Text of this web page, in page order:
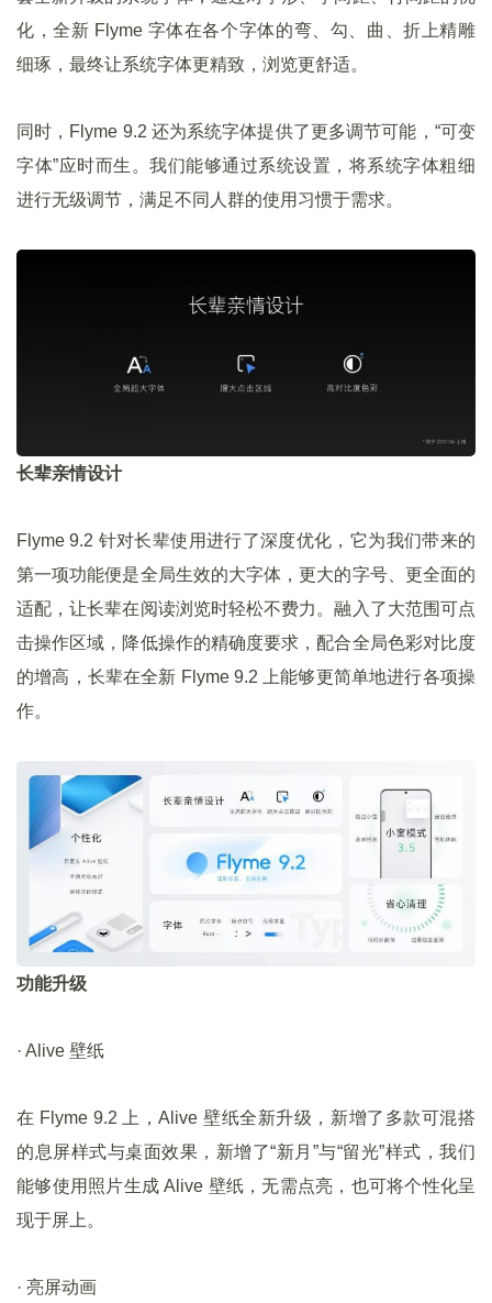
化，全新 Flyme 字体在各个字体的弯、勾、曲、折上精雕
细琢，最终让系统字体更精致，浏览更舒适。
同时，Flyme 9.2 还为系统字体提供了更多调节可能，“可变
字体”应时而生。我们能够通过系统设置，将系统字体粗细
进行无级调节，满足不同人群的使用习惯于需求。
长辈亲情设计
Flyme 9.2 针对长辈使用进行了深度优化，它为我们带来的
第一项功能便是全局生效的大字体，更大的字号、更全面的
适配，让长辈在阅读浏览时轻松不费力。融入了大范围可点
击操作区域，降低操作的精确度要求，配合全局色彩对比度
的增高，长辈在全新 Flyme 9.2 上能够更简单地进行各项操
作。
功能升级
· Alive 壁纸
在 Flyme 9.2 上，Alive 壁纸全新升级，新增了多款可混搭
的息屏样式与桌面效果，新增了“新月”与“留光”样式，我们
能够使用照片生成 Alive 壁纸，无需点亮，也可将个性化呈
现于屏上。
· 亮屏动画